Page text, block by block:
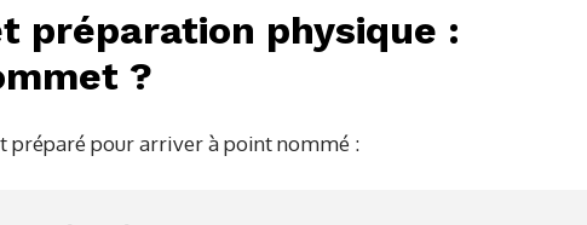
préparation physique :
?
préparé pour arriver à point nommé :